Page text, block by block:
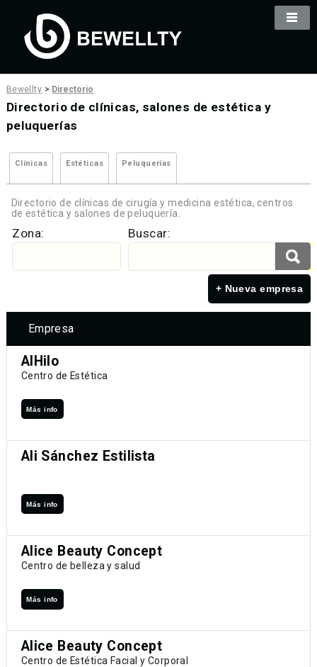
Bewellty > Directorio
Directorio de clínicas, salones de estética y
peluquerías
Clínicas Estéticas Peluquerías
Directorio de clínicas de cirugía y medicina estética, centros
de estética y salones de peluquería.
Zona: Buscar:
+ Nueva empresa
Empresa
AlHilo
Centro de Estética
Más info
Ali Sánchez Estilista
Más info
Alice Beauty Concept
Centro de belleza y salud
Más info
Alice Beauty Concept
Centro de Estética Facial y Corporal